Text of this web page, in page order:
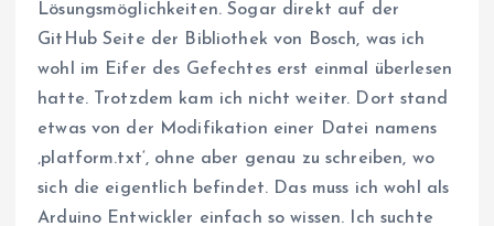
Lösungsmöglichkeiten. Sogar direkt auf der
GitHub Seite der Bibliothek von Bosch, was ich
wohl im Eifer des Gefechtes erst einmal überlesen
hatte. Trotzdem kam ich nicht weiter. Dort stand
etwas von der Modifikation einer Datei namens
‚platform.txt‘, ohne aber genau zu schreiben, wo
sich die eigentlich befindet. Das muss ich wohl als
Arduino Entwickler einfach so wissen. Ich suchte